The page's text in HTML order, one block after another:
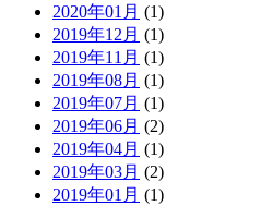
2020年01月 (1)
2019年12月 (1)
2019年11月 (1)
2019年08月 (1)
2019年07月 (1)
2019年06月 (2)
2019年04月 (1)
2019年03月 (2)
2019年01月 (1)